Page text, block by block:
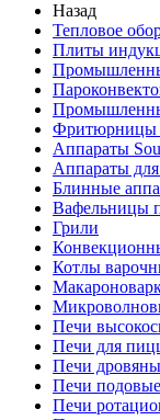
Назад
Тепловое
Плиты
Фритюрницы
Аппараты
Аппараты
Блинные
Вафельницы
Грили
Котлы
Печи
Печи для
Печи
Печи подовые
Печи